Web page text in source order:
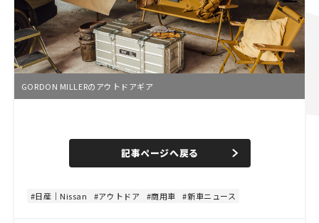
GORDON MILLERのアウトドアギア
n
e
d
8
記事ページへ戻る
日産｜Nissan アウトドア 商用車 新車ニュース